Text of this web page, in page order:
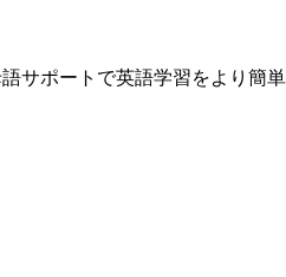
サポートで英語学習をより簡単